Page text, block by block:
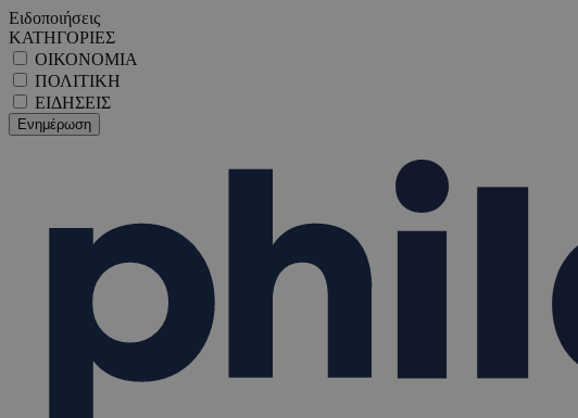
Ειδοποιήσεις
ΚΑΤΗΓΟΡΙΕΣ
ΟΙΚΟΝΟΜΙΑ
ΠΟΛΙΤΙΚΗ
ΕΙΔΗΣΕΙΣ